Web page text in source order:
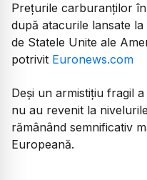
Prețurile carburanților
după atacurile lansate
de Statele Unite ale
potrivit Euronews.com
Deși un armistițiu fragil
nu au revenit la
rămânând semnificativ
Europeană.